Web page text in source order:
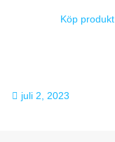
Köp produkt
juli 2, 2023